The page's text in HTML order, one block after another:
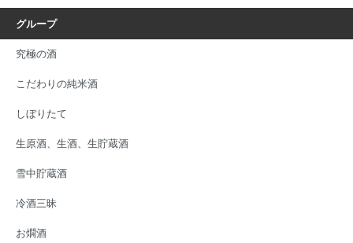
グループ
究極の酒
こだわりの純米酒
しぼりたて
生原酒、生酒、生貯蔵酒
雪中貯蔵酒
冷酒三昧
お燗酒